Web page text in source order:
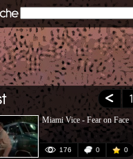
1
Miami Vice - Fear on Face
176 0 0